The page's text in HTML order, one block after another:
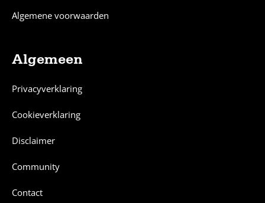
Algemene voorwaarden
Algemeen
Privacyverklaring
Cookieverklaring
Disclaimer
Community
Contact